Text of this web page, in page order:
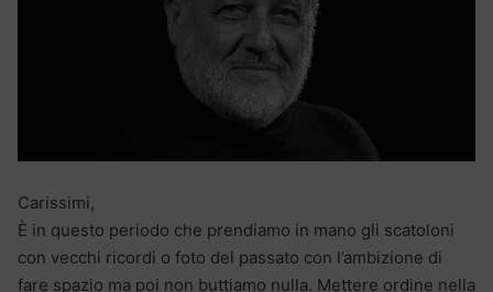
Carissimi,
È in questo periodo che prendiamo in mano gli scatoloni
con vecchi ricordi o foto del passato con l’ambizione di
fare spazio ma poi non buttiamo nulla. Mettere ordine nella